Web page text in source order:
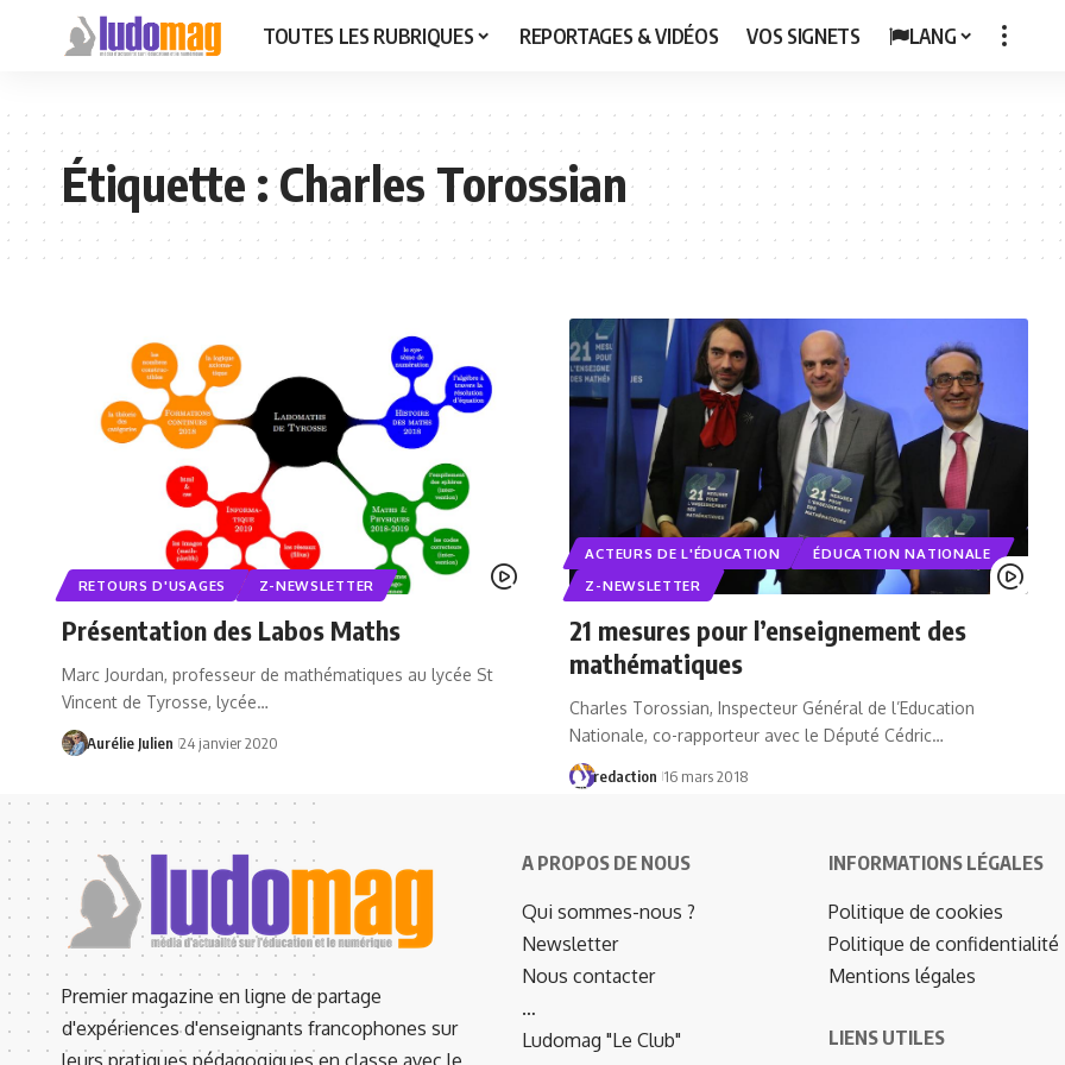
TOUTES LES RUBRIQUES REPORTAGES & VIDÉOS VOS SIGNETS LANG
Étiquette :Charles Torossian
RETOURS D'USAGES Z-NEWSLETTER
Présentation des Labos Maths
Marc Jourdan, professeur de mathématiques au lycée St
Vincent de Tyrosse, lycée…
Aurélie Julien 24 janvier 2020
ACTEURS DE L'ÉDUCATION
ÉDUCATION NATIONALE
Z-NEWSLETTER
21 mesures pour l’enseignement des
mathématiques
Charles Torossian, Inspecteur Général de l’Education
Nationale, co-rapporteur avec le Député Cédric…
redaction 16 mars 2018
Premier magazine en ligne de partage
d'expériences d'enseignants francophones sur
leurs pratiques pédagogiques en classe avec le
A PROPOS DE NOUS
Qui sommes-nous ?
Newsletter
Nous contacter
…
Ludomag "Le Club"
INFORMATIONS LÉGALES
Politique de cookies
Politique de confidentialité
Mentions légales
LIENS UTILES